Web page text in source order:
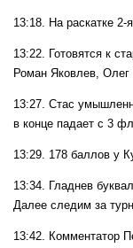
13:18. На раскатке 2-
13:22. Готовятся к
Роман Яковлев, Олег
13:27. Стас
в конце падает с 3
13:29. 178 баллов у
13:34. Гладнев
Далее следим за
13:42. Комментатор